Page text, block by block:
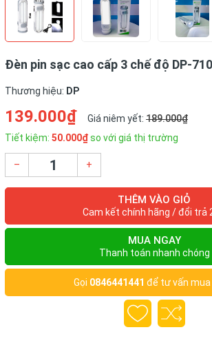
Đèn pin sạc cao cấp 3 chế độ DP-
Thương hiệu: DP
139.000₫ Giá niêm yết: 189.000₫
Tiết kiệm: 50.000₫so với giá thị trường
– +
THÊM VÀO GIỎ
Cam kết chính hãng / đổi trả
MUA NGAY
Thanh toán nhanh chóng
Gọi 0846441441 để tư vấn mua